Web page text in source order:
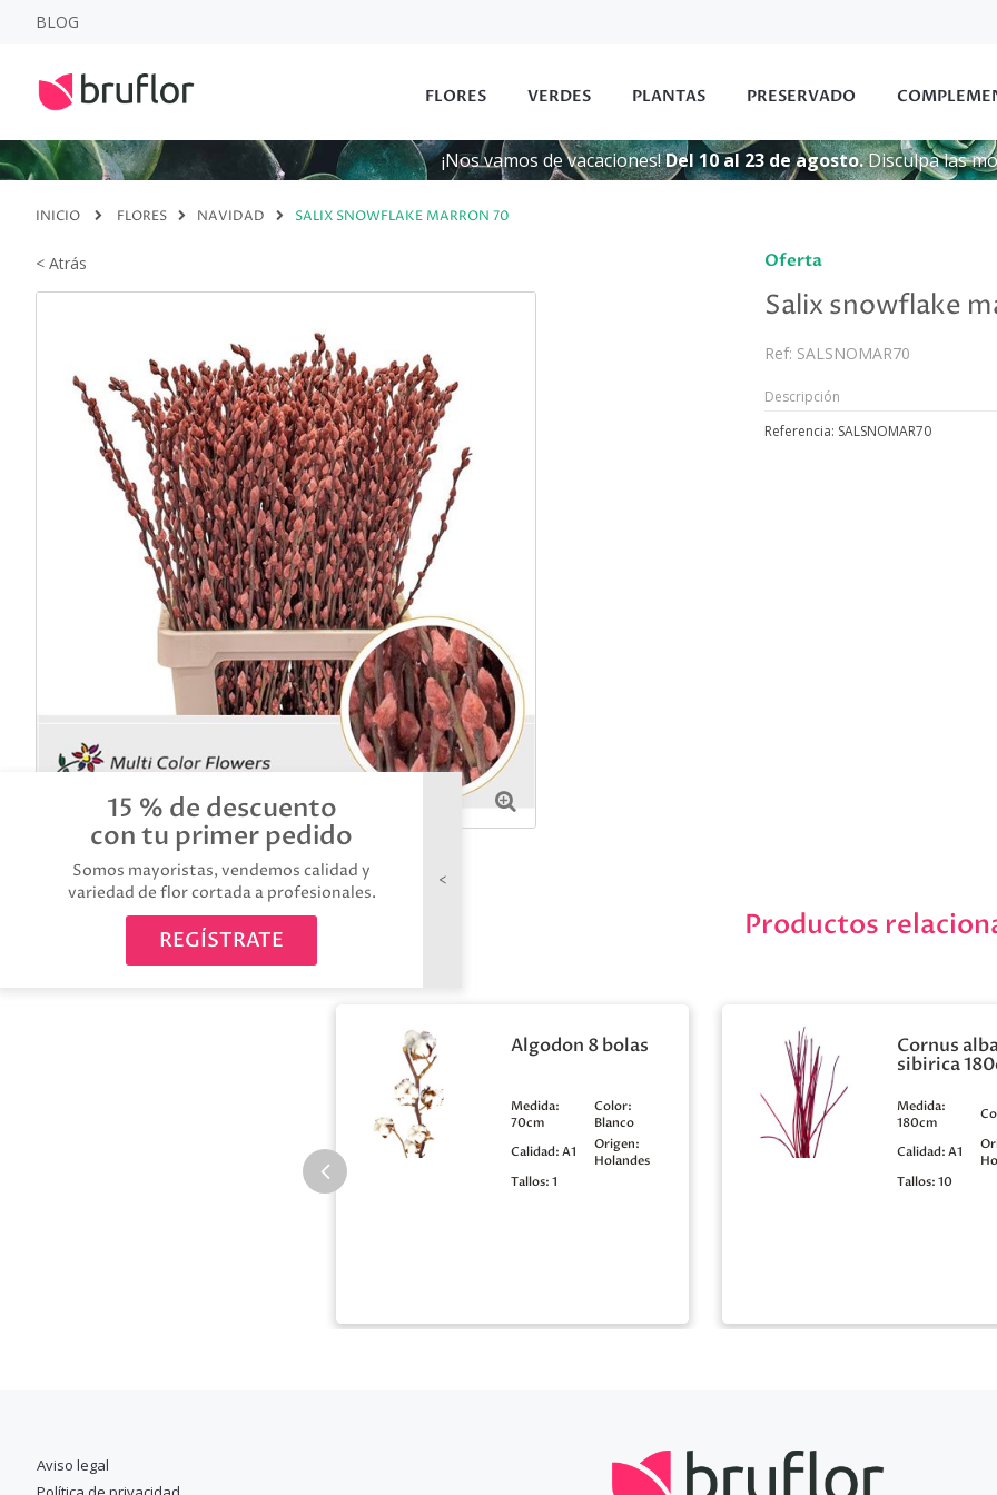
15 % de descuento
con tu primer pedido
Somos mayoristas, vendemos calidad y
variedad de flor cortada a profesionales.
REGÍSTRATE
BLOG
FLORES VERDES PLANTAS PRESERVADO
¡Nos vamos de vacaciones!Del 10 al 23 de agosto.Disculpa las
INICIO FLORES NAVIDAD SALIX SNOWFLAKE MARRON 70
< Atrás Oferta
Salix snowflake
Ref: SALSNOMAR70
Descripción
Referencia: SALSNOMAR70
Productos
Algodon 8 bolas
Medida:
70cm
Color:
Blanco
Calidad: A1
Origen:
Holandes
Tallos: 1
Cornus
sibirica
Medida:
180cm
Calidad: A1
Tallos: 10
Aviso legal